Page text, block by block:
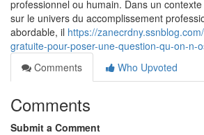
professionnel ou humain. Dans un
sur le univers du accomplissement
abordable, il https://
gratuite-pour-poser-une-question-qu-on-n-
Comments
Who Upvoted
Comments
Submit a Comment